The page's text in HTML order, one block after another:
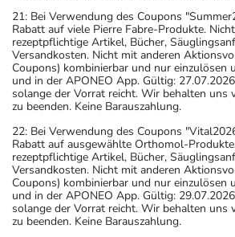
21: Bei Verwendung des Coupons
Rabatt auf viele Pierre Fabre-Produkte.
rezeptpflichtige Artikel, Bücher,
Versandkosten. Nicht mit anderen
Coupons) kombinierbar und nur einzulösen
und in der APONEO App. Gültig:
solange der Vorrat reicht. Wir behalten uns
zu beenden. Keine Barauszahlung.
22: Bei Verwendung des Coupons
Rabatt auf ausgewählte Orthomol-
rezeptpflichtige Artikel, Bücher,
Versandkosten. Nicht mit anderen
Coupons) kombinierbar und nur einzulösen
und in der APONEO App. Gültig:
solange der Vorrat reicht. Wir behalten uns
zu beenden. Keine Barauszahlung.